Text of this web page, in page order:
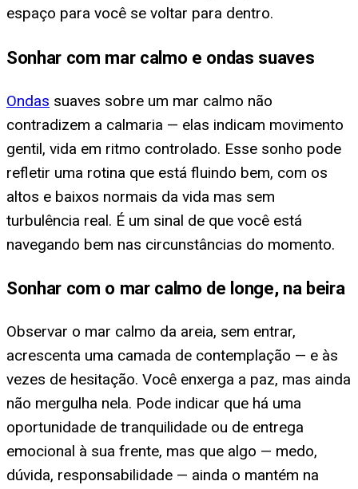
espaço para você se voltar para dentro.
Sonhar com mar calmo e ondas suaves
Ondas suaves sobre um mar calmo não
contradizem a calmaria — elas indicam movimento
gentil, vida em ritmo controlado. Esse sonho pode
refletir uma rotina que está fluindo bem, com os
altos e baixos normais da vida mas sem
turbulência real. É um sinal de que você está
navegando bem nas circunstâncias do momento.
Sonhar com o mar calmo de longe, na beira
Observar o mar calmo da areia, sem entrar,
acrescenta uma camada de contemplação — e às
vezes de hesitação. Você enxerga a paz, mas ainda
não mergulha nela. Pode indicar que há uma
oportunidade de tranquilidade ou de entrega
emocional à sua frente, mas que algo — medo,
dúvida, responsabilidade — ainda o mantém na